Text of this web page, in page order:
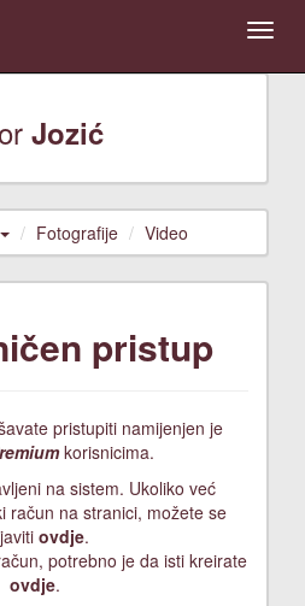
Jozić
Fotografije Video
pristup
pristupiti namijenjen je
korisnicima.
na sistem. Ukoliko već
račun na stranici, možete se
ovdje.
potrebno je da isti kreirate
ovdje.